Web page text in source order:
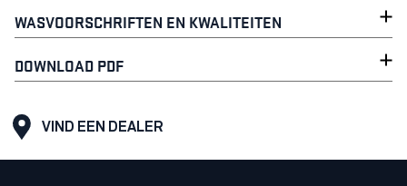
WASVOORSCHRIFTEN EN KWALITEITEN
DOWNLOAD PDF
VIND EEN DEALER